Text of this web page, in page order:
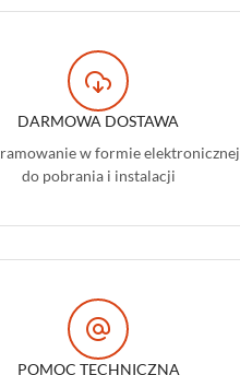
DARMOWA DOSTAWA
w formie elektronicznej
do pobrania i instalacji
POMOC TECHNICZNA